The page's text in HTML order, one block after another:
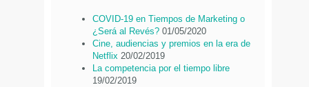
COVID-19 en Tiempos de Marketing o
¿Será al Revés? 01/05/2020
Cine, audiencias y premios en la era de
Netflix 20/02/2019
La competencia por el tiempo libre
19/02/2019